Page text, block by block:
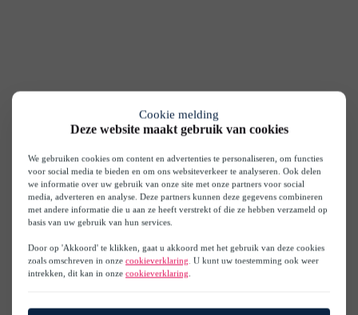
Cookie melding
Deze website maakt gebruik van cookies
We gebruiken cookies om content en advertenties te personaliseren, om functies
voor social media te bieden en om ons websiteverkeer te analyseren. Ook delen
we informatie over uw gebruik van onze site met onze partners voor social
media, adverteren en analyse. Deze partners kunnen deze gegevens combineren
met andere informatie die u aan ze heeft verstrekt of die ze hebben verzameld op
basis van uw gebruik van hun services.
Door op 'Akkoord' te klikken, gaat u akkoord met het gebruik van deze cookies
zoals omschreven in onze cookieverklaring . U kunt uw toestemming ook weer
intrekken, dit kan in onze cookieverklaring.